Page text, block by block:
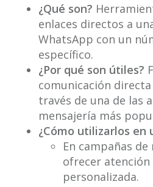
¿Qué son?
enlaces directos a
WhatsApp con un
específico.
¿Por qué son útiles?
comunicación
través de una de las
mensajería más
¿Cómo utilizarlos en
En campañas
ofrecer atención
personalizada.